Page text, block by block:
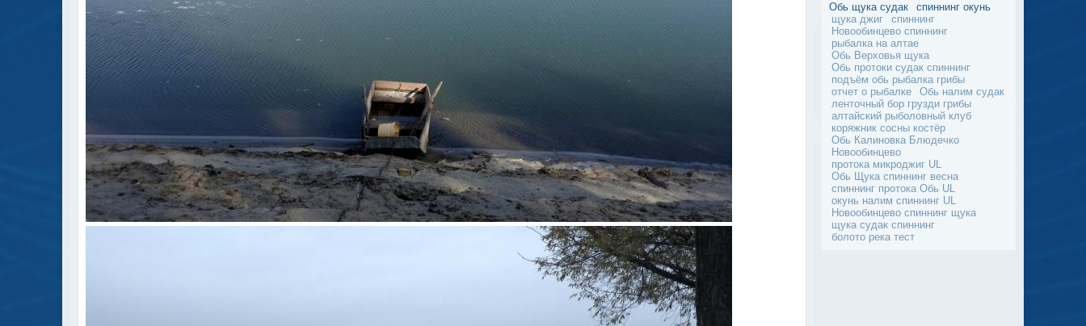
Обь щука судак
спиннинг окунь
щука джиг
спиннинг
Новообинцево спиннинг
рыбалка на алтае
Обь Верховья щука
Обь протоки судак спиннинг
подъём обь рыбалка грибы
отчет о рыбалке
Обь налим судак
ленточный бор грузди грибы
алтайский рыболовный клуб
коряжник сосны костёр
Обь Калиновка Блюдечко
Новообинцево
протока микроджиг UL
Обь Щука спиннинг весна
спиннинг протока Обь UL
окунь налим спиннинг UL
Новообинцево спиннинг щука
щука судак спиннинг
болото река тест